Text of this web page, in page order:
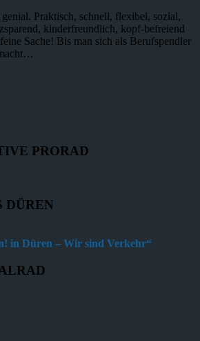
Praktisch, schnell, flexibel, sozial,
kinderfreundlich, kopf-befreiend
Sache! Bis man sich als Berufspendler
PRORAD
DÜREN
in Düren – Wir sind Verkehr“